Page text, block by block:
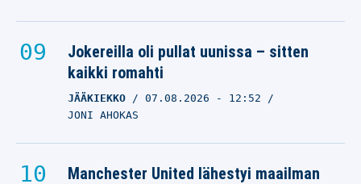
Jokereilla oli pullat uunissa – sitten
kaikki romahti
JÄÄKIEKKO 07.08.2026 - 12:52
JONI AHOKAS
Manchester United lähestyi maailman